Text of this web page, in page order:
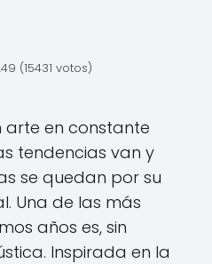
(15431 votos)
arte en constante
tendencias van y
se quedan por su
Una de las más
años es, sin
Inspirada en la